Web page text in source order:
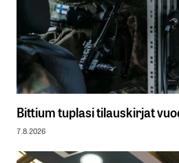
Bittium tuplasi tilauskirjat
7.8.2026